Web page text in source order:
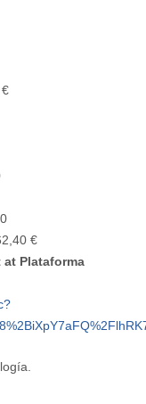
€
Plataforma